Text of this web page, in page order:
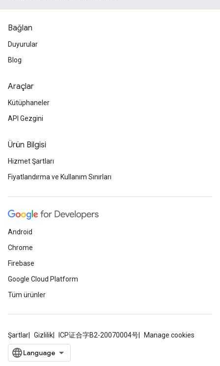
Bağlan
Duyurular
Blog
Araçlar
Kütüphaneler
API Gezgini
Ürün Bilgisi
Hizmet Şartları
Fiyatlandırma ve Kullanım Sınırları
Android
Chrome
Firebase
Google Cloud Platform
Tüm ürünler
Şartlar Gizlilik ICP证合字B2-20070004号 Manage cookies